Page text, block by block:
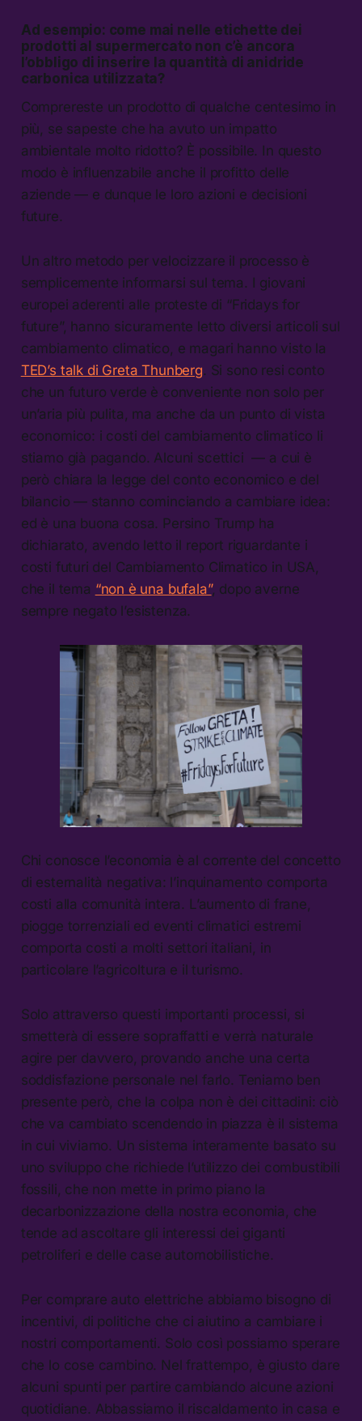
Ad esempio: come mai nelle etichette dei
prodotti al supermercato non c’è ancora
l’obbligo di inserire la quantità di anidride
carbonica utilizzata?
Comprereste un prodotto di qualche centesimo in
più, se sapeste che ha avuto un impatto
ambientale molto ridotto? È possibile. In questo
modo è influenzabile anche il profitto delle
aziende — e dunque le loro azioni e decisioni
future.
Un altro metodo per velocizzare il processo è
semplicemente informarsi sul tema. I giovani
europei aderenti alle proteste di “Fridays for
future”, hanno sicuramente letto diversi articoli sul
cambiamento climatico, e magari hanno visto la
TED’s talk di Greta Thunberg. Si sono resi conto
che un futuro verde è conveniente non solo per
un’aria più pulita, ma anche da un punto di vista
economico: i costi del cambiamento climatico li
stiamo già pagando. Alcuni scettici — a cui è
però chiara la legge del conto economico e del
bilancio — stanno cominciando a cambiare idea:
ed è una buona cosa. Persino Trump ha
dichiarato, avendo letto il report riguardante i
costi futuri del Cambiamento Climatico in USA,
che il tema “non è una bufala”, dopo averne
sempre negato l’esistenza.
Chi conosce l’economia è al corrente del concetto
di esternalità negativa: l’inquinamento comporta
costi alla comunità intera. L’aumento di frane,
piogge torrenziali ed eventi climatici estremi
comporta costi a molti settori italiani, in
particolare l’agricoltura e il turismo.
Solo attraverso questi importanti processi, si
smetterà di essere sopraffatti e verrà naturale
agire per davvero, provando anche una certa
soddisfazione personale nel farlo. Teniamo ben
presente però, che la colpa non è dei cittadini: ciò
che va cambiato scendendo in piazza è il sistema
in cui viviamo. Un sistema interamente basato su
uno sviluppo che richiede l’utilizzo dei combustibili
fossili, che non mette in primo piano la
decarbonizzazione della nostra economia, che
tende ad ascoltare gli interessi dei giganti
petroliferi e delle case automobilistiche.
Per comprare auto elettriche abbiamo bisogno di
incentivi, di politiche che ci aiutino a cambiare i
nostri comportamenti. Solo così possiamo sperare
che lo cose cambino. Nel frattempo, è giusto dare
alcuni spunti per partire cambiando alcune azioni
quotidiane. Abbassiamo il riscaldamento in casa e